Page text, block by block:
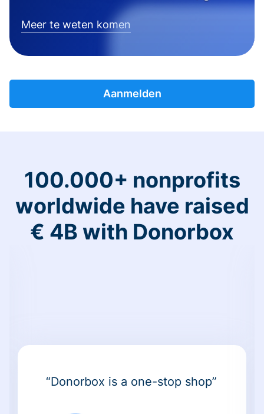
Meer te weten komen
Aanmelden
100.000+ nonprofits
worldwide have raised
€ 4B with Donorbox
“Donorbox is a one-stop shop”